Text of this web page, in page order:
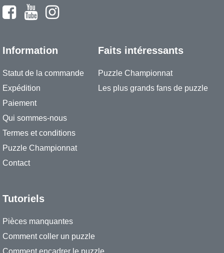
Information
Statut de la commande
Expédition
Paiement
Qui sommes-nous
Termes et conditions
Puzzle Championnat
Contact
Faits intéressants
Puzzle Championnat
Les plus grands fans de puzzle
Tutoriels
Pièces manquantes
Comment coller un puzzle
Comment encadrer le puzzle